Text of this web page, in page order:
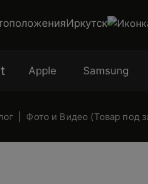
Иркутск
Apple Samsung
Фото и Видео (Товар под